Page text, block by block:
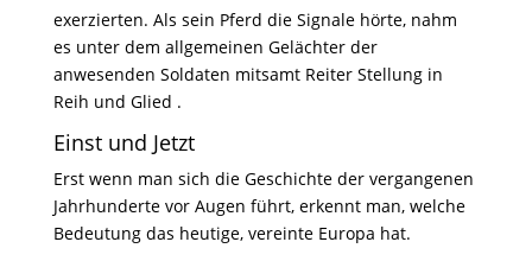
exerzierten. Als sein Pferd die Signale hörte, nahm
es unter dem allgemeinen Gelächter der
anwesenden Soldaten mitsamt Reiter Stellung in
Reih und Glied .
Einst und Jetzt
Erst wenn man sich die Geschichte der vergangenen
Jahrhunderte vor Augen führt, erkennt man, welche
Bedeutung das heutige, vereinte Europa hat.